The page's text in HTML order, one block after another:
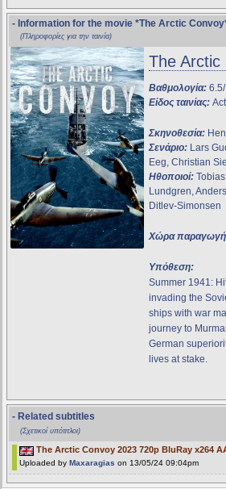
- Information for the movie *The Arctic
(Πληροφορίες για την ταινία)
The Arctic
Βαθμολογία:
Είδος ταινίας:
Σκηνοθεσία:
Σενάριο: Lars
Eeg, Christian
Ηθοποιοί:
Lundgren,
Ditlev-Simonsen
Χώρα
Υπόθεση:
Summer 1941:
invading the
ships with war
journey to
German
lives at stake.
- Related subtitles
(Σχετικοί υπότιτλοι)
The Arctic Convoy 2023 720p BluRay x264
Uploaded by Maxaragias on 13/05/24 09:04pm